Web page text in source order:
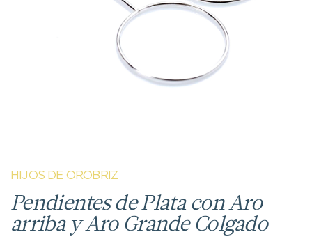
HIJOS DE OROBRIZ
Pendientes de Plata con Aro
arriba y Aro Grande Colgado